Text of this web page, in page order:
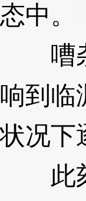
态中。
嘈杂
响到临
状况下
此刻